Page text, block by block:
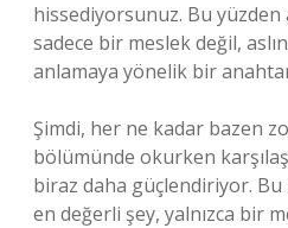
hissediyorsunuz. Bu
sadece bir meslek değil,
anlamaya yönelik bir
Şimdi, her ne kadar bazen
bölümünde okurken
biraz daha güçlendiriyor. Bu
en değerli şey, yalnızca bir